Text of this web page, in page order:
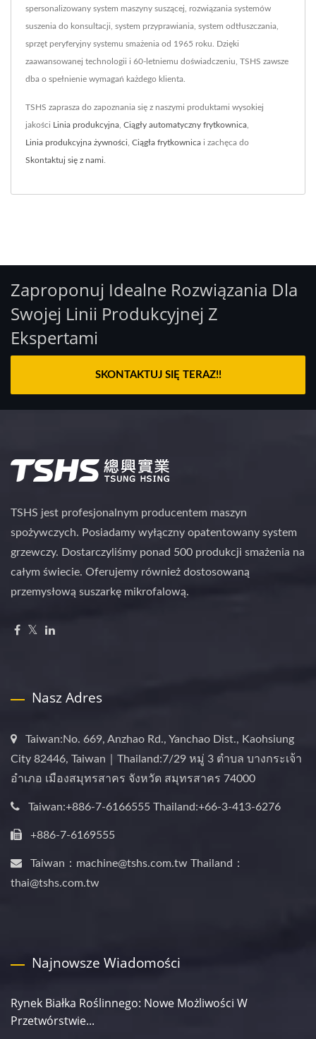
spersonalizowany system maszyny suszącej, rozwiązania systemów
suszenia do konsultacji, system przyprawiania, system odtłuszczania,
sprzęt peryferyjny systemu smażenia od 1965 roku. Dzięki
zaawansowanej technologii i 60-letniemu doświadczeniu, TSHS zawsze
dba o spełnienie wymagań każdego klienta.
TSHS zaprasza do zapoznania się z naszymi produktami wysokiej
jakości Linia produkcyjna Ciągły automatyczny frytkownica
Linia produkcyjna żywności Ciągła frytkownica i zachęca do
Skontaktuj się z nami
Zaproponuj Idealne Rozwiązania Dla
Swojej Linii Produkcyjnej Z
Ekspertami
SKONTAKTUJ SIĘ TERAZ!!
TSHS jest profesjonalnym producentem maszyn
spożywczych. Posiadamy wyłączny opatentowany system
grzewczy. Dostarczyliśmy ponad 500 produkcji smażenia na
całym świecie. Oferujemy również dostosowaną
przemysłową suszarkę mikrofalową.
Nasz Adres
Taiwan:No. 669, Anzhao Rd., Yanchao Dist., Kaohsiung
City 82446, Taiwan｜Thailand:7/29 หมู่ 3 ตำบล บางกระเจ้า
อำเภอ เมืองสมุทรสาคร จังหวัด สมุทรสาคร 74000
Taiwan:+886-7-6166555 Thailand:+66-3-413-6276
+886-7-6169555
Taiwan：machine@tshs.com.tw Thailand：
thai@tshs.com.tw
Najnowsze Wiadomości
Rynek Białka Roślinnego: Nowe Możliwości W
Przetwórstwie...